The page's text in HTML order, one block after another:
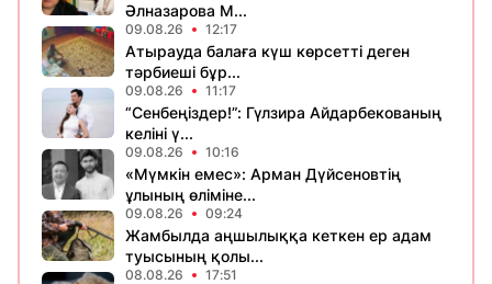
Әлназарова М...
09.08.26 12:17
Атырауда балаға күш көрсетті деген
тәрбиеші бұр...
09.08.26 11:17
“Сенбеңіздер!”: Гүлзира Айдарбекованың
келіні ү...
09.08.26 10:16
«Мүмкін емес»: Арман Дүйсеновтің
ұлының өліміне...
09.08.26 09:24
Жамбылда аңшылыққа кеткен ер адам
туысының қолы...
08.08.26 17:51